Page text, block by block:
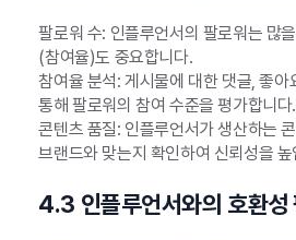
팔로워 수: 인플루언서의 팔로워는 많
(참여율)도 중요합니다.
참여율 분석: 게시물에 대한 댓글, 좋아
통해 팔로워의 참여 수준을 평가합니다.
콘텐츠 품질: 인플루언서가 생산하는
브랜드와 맞는지 확인하여 신뢰성을 높
4.3 인플루언서와의 호환성